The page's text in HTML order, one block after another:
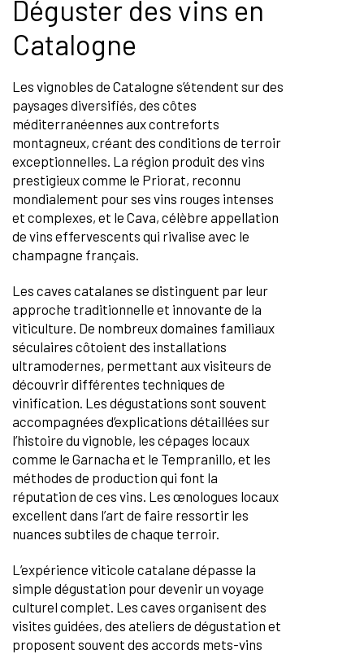
Déguster des vins en
Catalogne
Les vignobles de Catalogne s’étendent sur des
paysages diversifiés, des côtes
méditerranéennes aux contreforts
montagneux, créant des conditions de terroir
exceptionnelles. La région produit des vins
prestigieux comme le Priorat, reconnu
mondialement pour ses vins rouges intenses
et complexes, et le Cava, célèbre appellation
de vins effervescents qui rivalise avec le
champagne français.
Les caves catalanes se distinguent par leur
approche traditionnelle et innovante de la
viticulture. De nombreux domaines familiaux
séculaires côtoient des installations
ultramodernes, permettant aux visiteurs de
découvrir différentes techniques de
vinification. Les dégustations sont souvent
accompagnées d’explications détaillées sur
l’histoire du vignoble, les cépages locaux
comme le Garnacha et le Tempranillo, et les
méthodes de production qui font la
réputation de ces vins. Les œnologues locaux
excellent dans l’art de faire ressortir les
nuances subtiles de chaque terroir.
L’expérience viticole catalane dépasse la
simple dégustation pour devenir un voyage
culturel complet. Les caves organisent des
visites guidées, des ateliers de dégustation et
proposent souvent des accords mets-vins